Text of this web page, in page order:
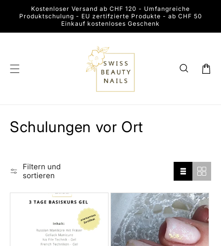
Inhalt
Kostenloser Versand ab CHF 120 - Umfangreiche
Produktschulung - EU zertifzierte Produkte - ab CHF 50
Einkauf kostenloses Geschenk
K
t
Schulungen vor Ort
Filtern und
sortieren